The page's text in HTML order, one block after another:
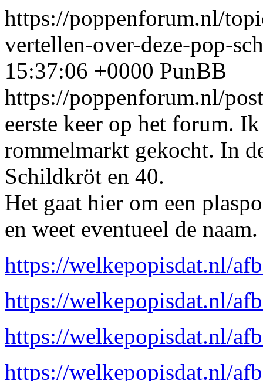
https://poppenforum.nl/
vertellen-over-deze-pop-
15:37:06 +0000 PunBB
https://poppenforum.nl/
eerste keer op het forum.
rommelmarkt gekocht. In
Schildkröt en 40.
Het gaat hier om een
en weet eventueel de naam.
https://welkepopisdat.nl/
https://welkepopisdat.nl/
https://welkepopisdat.nl/
https://welkepopisdat.nl/